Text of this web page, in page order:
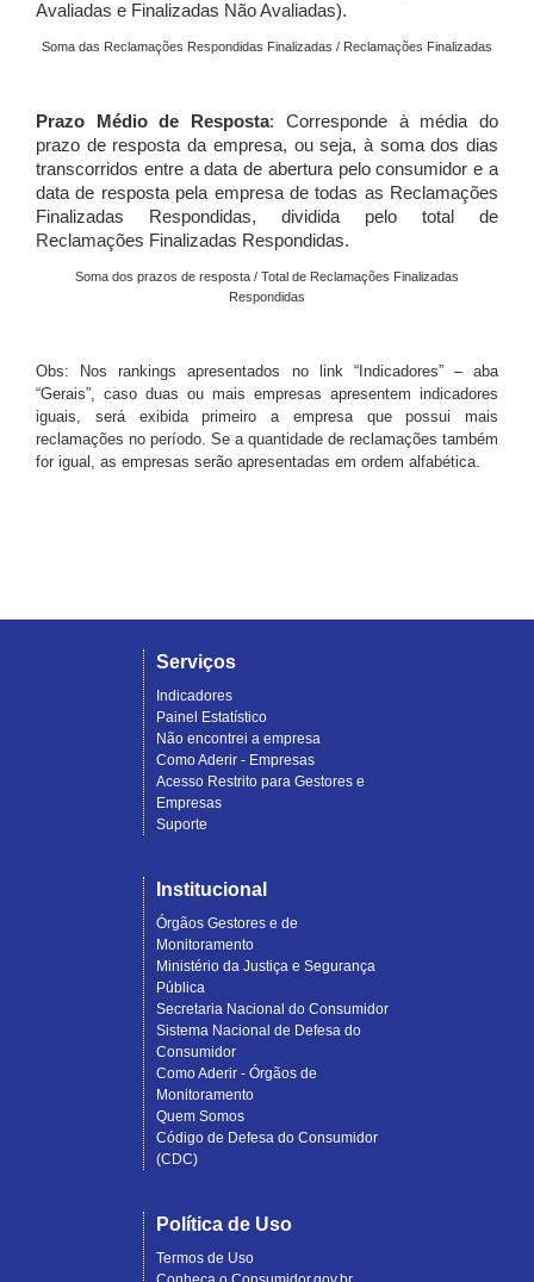
Avaliadas e Finalizadas Não Avaliadas).
Soma das Reclamações Respondidas Finalizadas / Reclamações Finalizadas
Prazo Médio de Resposta: Corresponde à média do
prazo de resposta da empresa, ou seja, à soma dos dias
transcorridos entre a data de abertura pelo consumidor e a
data de resposta pela empresa de todas as Reclamações
Finalizadas Respondidas, dividida pelo total de
Reclamações Finalizadas Respondidas.
Soma dos prazos de resposta / Total de Reclamações Finalizadas
Respondidas
Obs: Nos rankings apresentados no link “Indicadores” – aba
“Gerais”, caso duas ou mais empresas apresentem indicadores
iguais, será exibida primeiro a empresa que possui mais
reclamações no período. Se a quantidade de reclamações também
for igual, as empresas serão apresentadas em ordem alfabética.
Serviços
Indicadores
Painel Estatístico
Não encontrei a empresa
Como Aderir - Empresas
Acesso Restrito para Gestores e
Empresas
Suporte
Institucional
Órgãos Gestores e de
Monitoramento
Ministério da Justiça e Segurança
Pública
Secretaria Nacional do Consumidor
Sistema Nacional de Defesa do
Consumidor
Como Aderir - Órgãos de
Monitoramento
Quem Somos
Código de Defesa do Consumidor
(CDC)
Política de Uso
Termos de Uso